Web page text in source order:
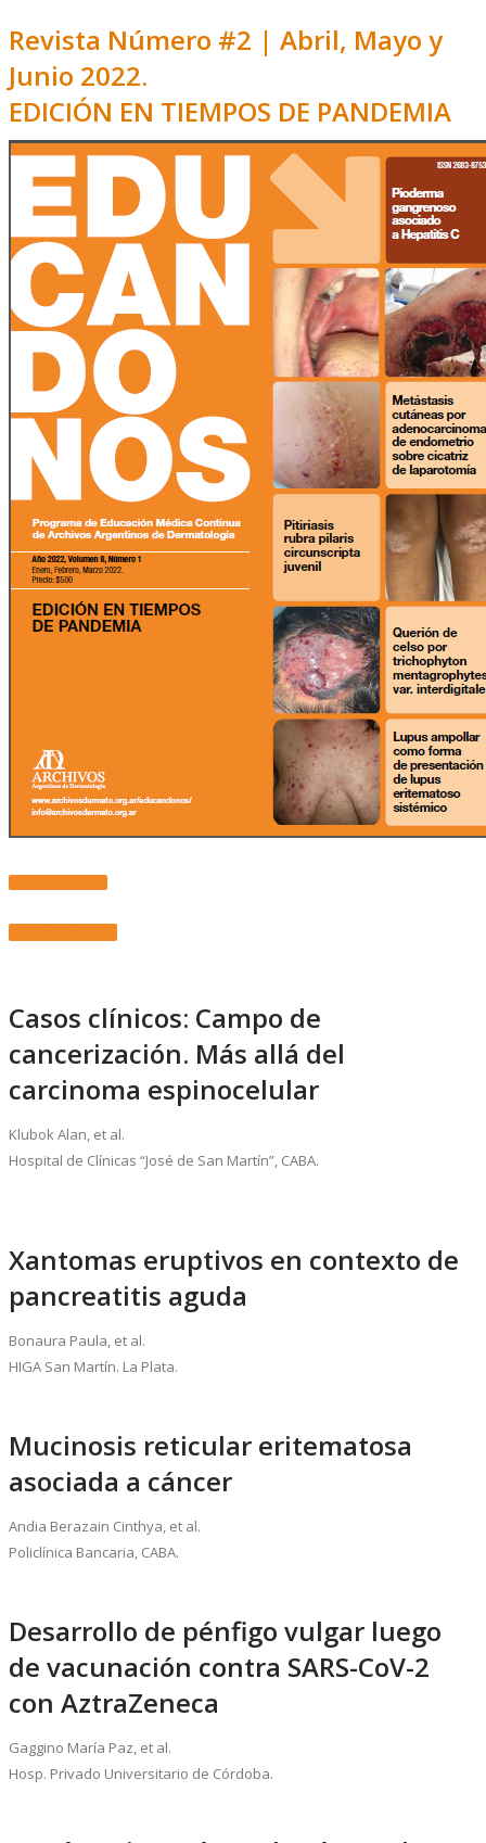
Revista Número #2 | Abril, Mayo y
Junio 2022.
EDICIÓN EN TIEMPOS DE PANDEMIA
Casos clínicos: Campo de
cancerización. Más allá del
carcinoma espinocelular
Klubok Alan, et al.
Hospital de Clínicas “José de San Martín”, CABA.
Xantomas eruptivos en contexto de
pancreatitis aguda
Bonaura Paula, et al.
HIGA San Martín. La Plata.
Mucinosis reticular eritematosa
asociada a cáncer
Andia Berazain Cinthya, et al.
Policlínica Bancaria, CABA.
Desarrollo de pénfigo vulgar luego
de vacunación contra SARS-CoV-2
con AztraZeneca
Gaggino María Paz, et al.
Hosp. Privado Universitario de Córdoba.